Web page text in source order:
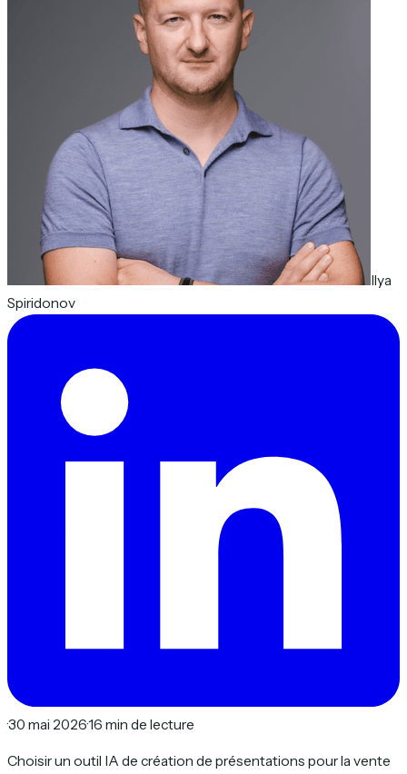
Ilya
Spiridonov
·30 mai 2026·16 min de lecture
Choisir un outil IA de création de présentations pour la vente